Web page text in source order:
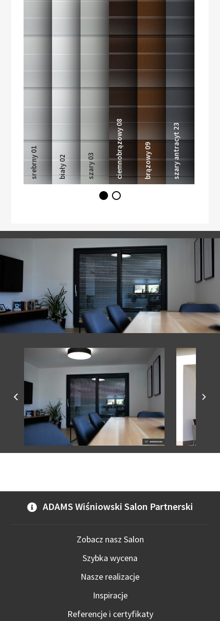
srebrny 01 biały 02 szary 03 ciemnobrązowy 08 brązowy 09 szary antracyt 23
ADAMS Wiśniowski Salon Partnerski
Zobacz nasz Salon
Szybka wycena
Nasze realizacje
Inspiracje
Referencje i certyfikaty